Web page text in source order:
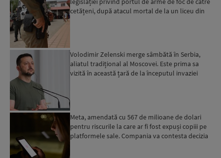
cetățeni, după atacul mortal de la un liceu din
Volodimir Zelenski merge sâmbătă în Serbia,
aliatul tradițional al Moscovei. Este prima sa
vizită în această țară de la începutul invaziei
Meta, amendată cu 567 de milioane de dolari
pentru riscurile la care ar fi fost expuși copiii pe
platformele sale. Compania va contesta decizia